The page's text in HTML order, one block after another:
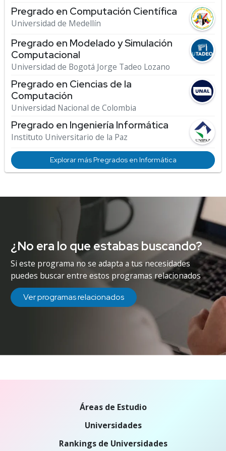
Pregrado en Computación Científica
Universidad de Medellín
Pregrado en Modelado y Simulación
Computacional
Universidad de Bogotá Jorge Tadeo Lozano
Pregrado en Ciencias de la
Computación
Universidad Nacional de Colombia
Pregrado en Ingeniería Informática
Instituto Universitario de la Paz
Explorar más Pregrados en Informática
¿No era lo que estabas buscando?
Si este programa no se adapta a tus necesidades
puedes buscar entre estos programas relacionados
Ver programas relacionados
Áreas de Estudio
Universidades
Rankings de Universidades